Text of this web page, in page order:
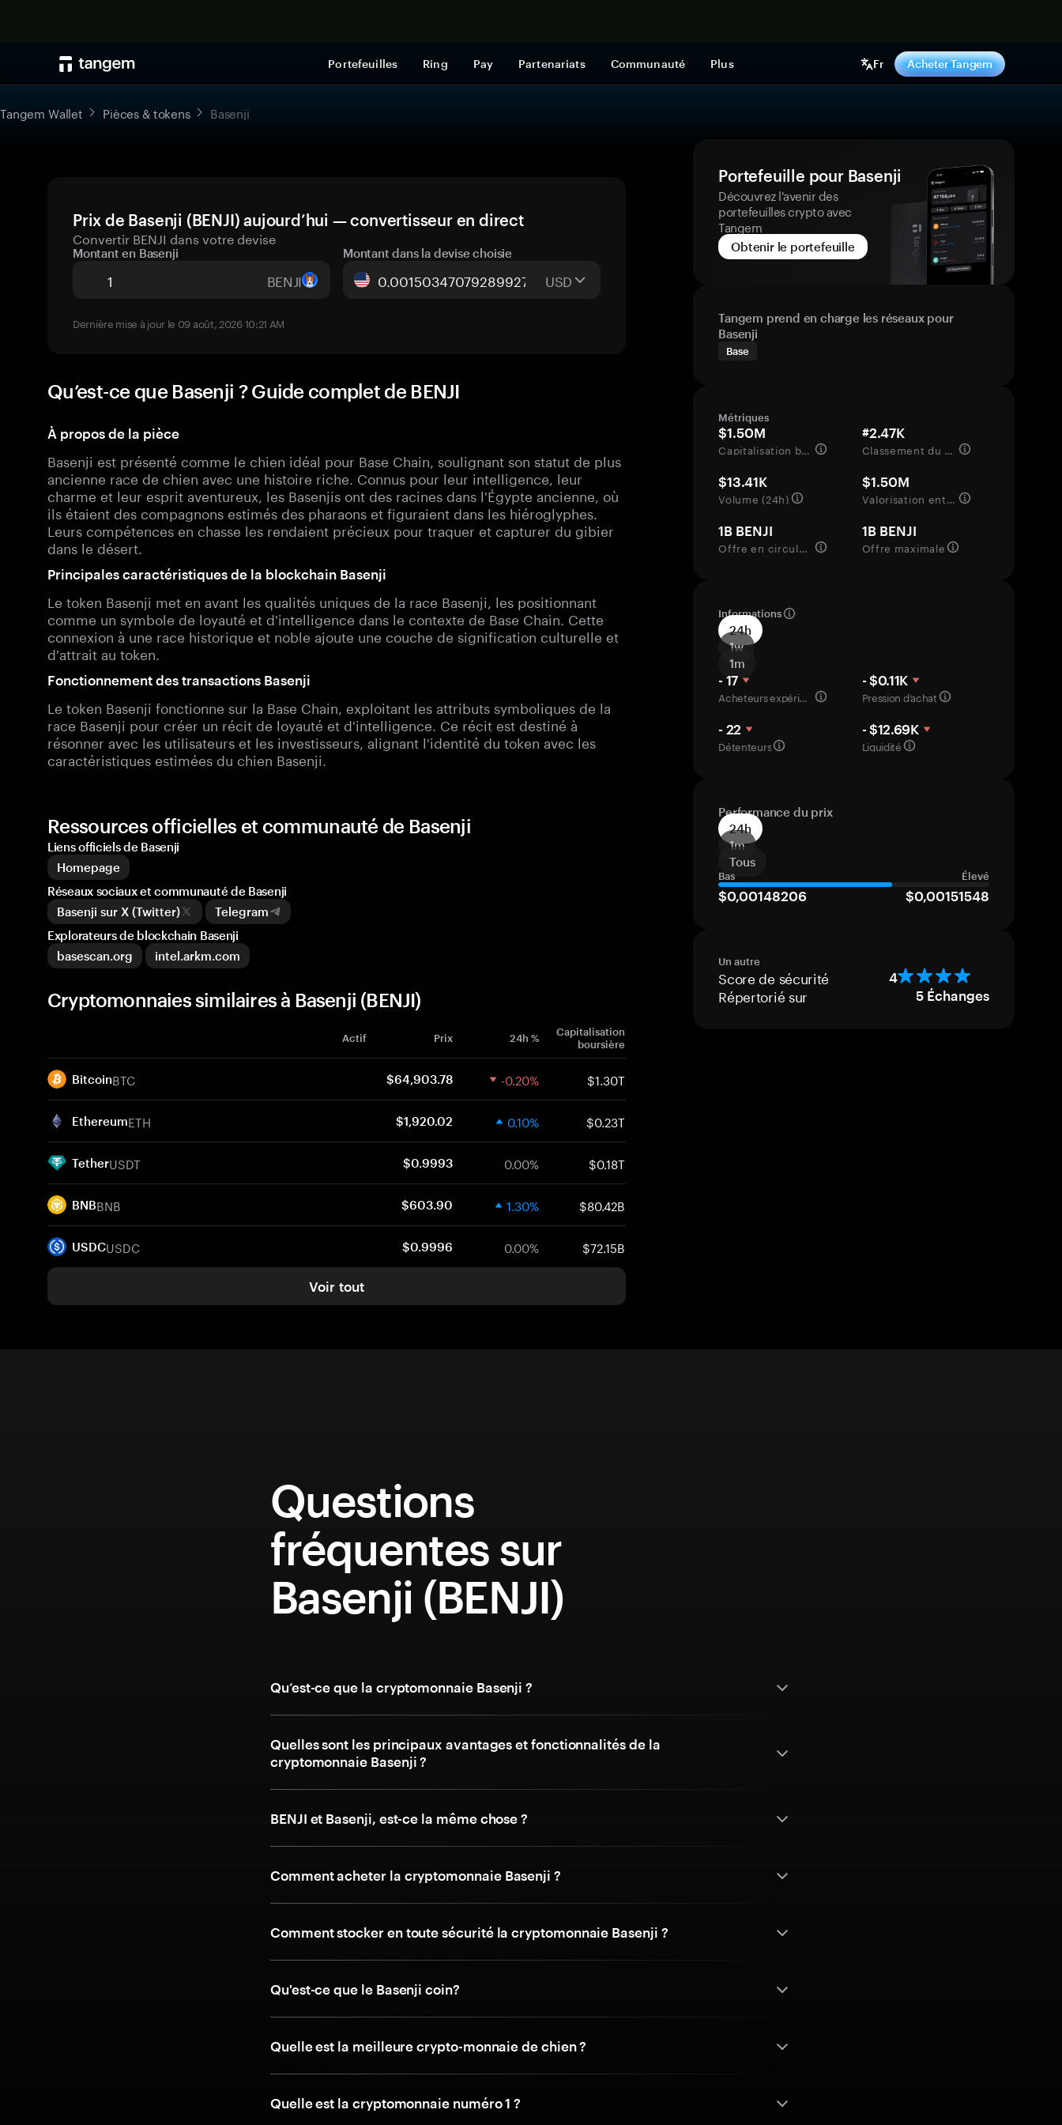
Portefeuilles Ring Pay Partenariats Communauté Plus Fr Acheter Tangem
Tangem Wallet Pièces & tokens Basenji
Prix de Basenji (BENJI) aujourd’hui — convertisseur en direct
Convertir BENJI dans votre devise
Montant en Basenji
BENJI
Montant dans la devise choisie
USD
Dernière mise à jour le 09 août, 2026 10:21 AM
Qu’est-ce que Basenji ? Guide complet de BENJI
À propos de la pièce
Basenji est présenté comme le chien idéal pour Base Chain, soulignant son statut de plus
ancienne race de chien avec une histoire riche. Connus pour leur intelligence, leur
charme et leur esprit aventureux, les Basenjis ont des racines dans l'Égypte ancienne, où
ils étaient des compagnons estimés des pharaons et figuraient dans les hiéroglyphes.
Leurs compétences en chasse les rendaient précieux pour traquer et capturer du gibier
dans le désert.
Principales caractéristiques de la blockchain Basenji
Le token Basenji met en avant les qualités uniques de la race Basenji, les positionnant
comme un symbole de loyauté et d'intelligence dans le contexte de Base Chain. Cette
connexion à une race historique et noble ajoute une couche de signification culturelle et
d'attrait au token.
Fonctionnement des transactions Basenji
Le token Basenji fonctionne sur la Base Chain, exploitant les attributs symboliques de la
race Basenji pour créer un récit de loyauté et d'intelligence. Ce récit est destiné à
résonner avec les utilisateurs et les investisseurs, alignant l'identité du token avec les
caractéristiques estimées du chien Basenji.
Portefeuille pour Basenji
Découvrez l'avenir des
portefeuilles crypto avec
Tangem
Obtenir le portefeuille
Tangem prend en charge les réseaux pour
Basenji
Base
Métriques
$1.50M
Capitalisation boursière
#2.47K
Classement du marché
$13.41K
Volume (24h)
$1.50M
Valorisation entièrement diluée
1B BENJI
Offre en circulation
1B BENJI
Offre maximale
Informations
24h
1w
1m
- 17
Acheteurs expérimentés
- $0.11K
Pression d’achat
- 22
Détenteurs
- $12.69K
Liquidité
Performance du prix
24h
1m
Tous
Bas Élevé
$0,00148206 $0,00151548
Un autre
Score de sécurité 4
Répertorié sur 5 Échanges
Ressources officielles et communauté de Basenji
Liens officiels de Basenji
Homepage
Réseaux sociaux et communauté de Basenji
Basenji sur X (Twitter)
Telegram
Explorateurs de blockchain Basenji
basescan.org
intel.arkm.com
Cryptomonnaies similaires à Basenji (BENJI)
Actif Prix 24h %
Capitalisation
boursière
BitcoinBTC $64,903.78 -0.20% $1.30T
EthereumETH $1,920.02 0.10% $0.23T
TetherUSDT $0.9993 0.00% $0.18T
BNBBNB $603.90 1.30% $80.42B
USDCUSDC $0.9996 0.00% $72.15B
Voir tout
Questions
fréquentes sur
Basenji (BENJI)
Qu’est-ce que la cryptomonnaie Basenji ?
Quelles sont les principaux avantages et fonctionnalités de la
cryptomonnaie Basenji ?
BENJI et Basenji, est-ce la même chose ?
Comment acheter la cryptomonnaie Basenji ?
Comment stocker en toute sécurité la cryptomonnaie Basenji ?
Qu'est-ce que le Basenji coin?
Quelle est la meilleure crypto-monnaie de chien ?
Quelle est la cryptomonnaie numéro 1 ?